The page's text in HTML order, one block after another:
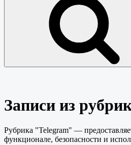
Записи из
Рубрика "Telegram" —
функционале, безопасности и